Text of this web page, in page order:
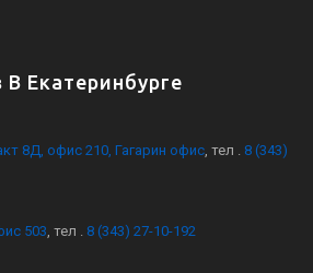
Екатеринбурге
8Д, офис 210, Гагарин офис, тел . 8 (343)
503, тел . 8 (343) 27-10-192